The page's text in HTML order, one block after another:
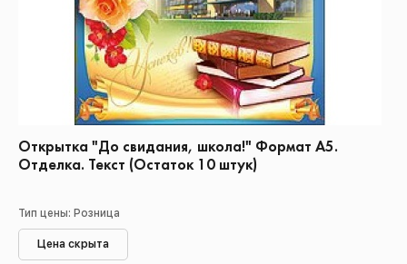
Открытка "До свидания, школа!" Формат А5.
Отделка. Текст (Остаток 10 штук)
Тип цены: Розница
Цена скрыта